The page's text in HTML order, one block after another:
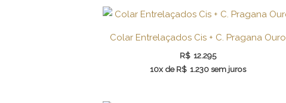
Colar Entrelaçados Cis + C. Pragana Ouro
R$ 12.295
10x deR$ 1.230sem juros